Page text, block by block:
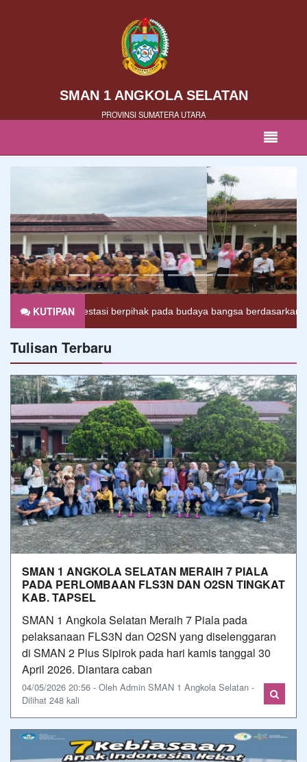
SMAN 1 ANGKOLA SELATAN
PROVINSI SUMATERA UTARA
KUTIPAN
berpihak pada budaya bangsa berdasarkan iman dan
Tulisan Terbaru
SMAN 1 ANGKOLA SELATAN MERAIH 7 PIALA
PADA PERLOMBAAN FLS3N DAN O2SN TINGKAT
KAB. TAPSEL
SMAN 1 Angkola Selatan Meraih 7 Piala pada
pelaksanaan FLS3N dan O2SN yang diselenggaran
di SMAN 2 Plus Sipirok pada hari kamis tanggal 30
April 2026. Diantara caban
04/05/2026 20:56 - Oleh Admin SMAN 1 Angkola Selatan -
Dilihat 248 kali